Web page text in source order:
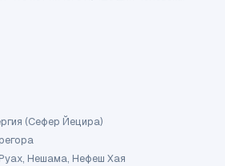
(Сефер Йецира)
Нешама, Нефеш Хая